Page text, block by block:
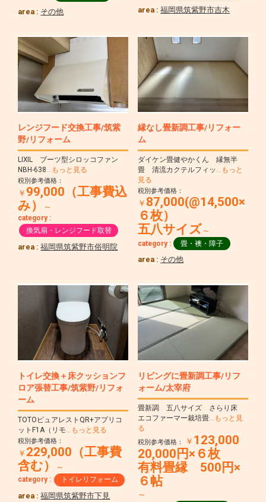
area : その他 area :福岡県筑紫野市吉木
レンジフード交換工事/筑紫
野/リフォーム
LIXIL ブーツ型シロッコファン
NBH-638…もっと見る
税別参考価格：
￥ 99,000（工事費込
み）
～
category :
換気扇・レンジフード取替
area :福岡県筑紫野市俗明院
縁なし畳新調工事/リフォー
ム
ダイケン畳健やかくん 縁無半
畳 清流カクテルフィッ …もっと
見る
税別参考価格：
￥ 87,000(@14,500×
６枚）
五八サイズ～
category : 畳・襖・障子
area : その他
トイレ交換＋床クッションフ
ロア張替工事/筑紫野/リフォ
ーム
TOTOピュアレストQR+アプリコ
ットF1A（リモ
…もっと見る
税別参考価格：
￥ 229,000（工事費
含む）
～
category : トイレリフォーム
area :福岡県筑紫野市下見
リビングに畳新調工事/リフ
ォーム/太宰府
畳新調 五八サイズ さらり床
エコファーマー栽培畳 …もっと見
る
税別参考価格： ￥ 123,000
20,000円×６枚
有料畳縁 500円×
６帖
～